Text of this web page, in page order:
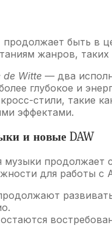
продолжает быть
жанров, таких
de Witte — два
глубокое и
стили, такие
эффектами.
и новые DAW
продолжает
для работы с
остаются